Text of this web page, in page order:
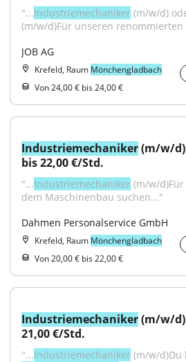
"...Industriemechaniker (m/w/d)
(m/w/d)Für unseren
JOB AG
Krefeld, Raum Mönchengladbach
Von 24,00 € bis 24,00 €
Industriemechaniker (m/w/
bis 22,00 €/Std.
"...Industriemechaniker (m/w/
dem Maschinenbau suchen..."
Dahmen Personalservice GmbH
Krefeld, Raum Mönchengladbach
Von 20,00 € bis 22,00 €
Industriemechaniker (m/w/
21,00 €/Std.
"...Industriemechaniker